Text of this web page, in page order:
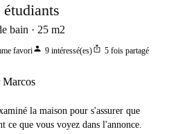
bain 25 m2
favoriperson 9 intéressé(es)ios_share 5 fois partagé
Marcos
la maison pour s'assurer que
ce que vous voyez dans l'annonce.